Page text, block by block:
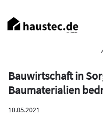
zum
Inhalt
Bauwirtschaft in
Baumaterialien
10.05.2021